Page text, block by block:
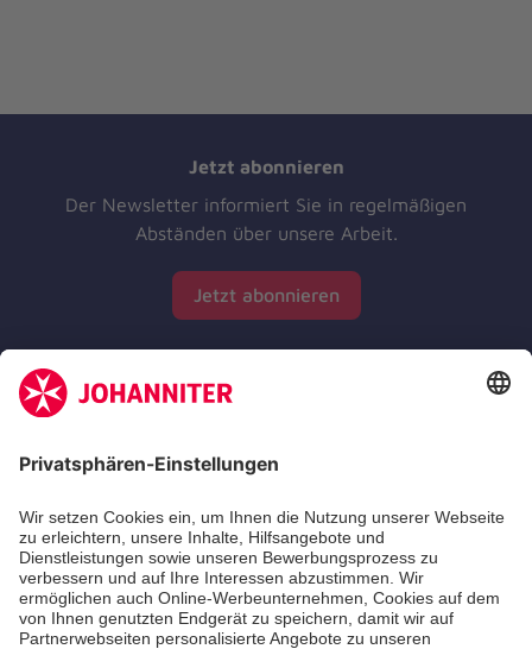
Jetzt abonnieren
Der Newsletter informiert Sie in regelmäßigen
Abständen über unsere Arbeit.
Jetzt abonnieren
Zertifizierung der Johanniter-Unfall-Hilfe e.V.
Die Johanniter GmbH führt das Spendenzertifikat
des Deutschen Spendenrats e.V.